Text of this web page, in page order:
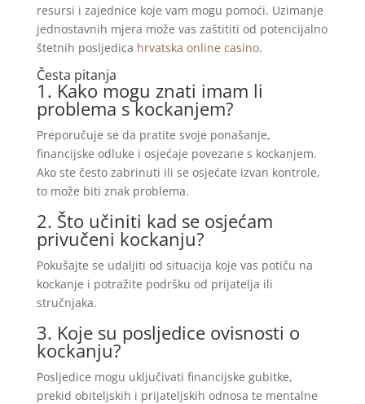
resursi i zajednice koje vam mogu pomoći. Uzimanje
jednostavnih mjera može vas zaštititi od potencijalno
štetnih posljedica hrvatska online casino.
Česta pitanja
1. Kako mogu znati imam li
problema s kockanjem?
Preporučuje se da pratite svoje ponašanje,
financijske odluke i osjećaje povezane s kockanjem.
Ako ste često zabrinuti ili se osjećate izvan kontrole,
to može biti znak problema.
2. Što učiniti kad se osjećam
privučeni kockanju?
Pokušajte se udaljiti od situacija koje vas potiču na
kockanje i potražite podršku od prijatelja ili
stručnjaka.
3. Koje su posljedice ovisnosti o
kockanju?
Posljedice mogu uključivati financijske gubitke,
prekid obiteljskih i prijateljskih odnosa te mentalne